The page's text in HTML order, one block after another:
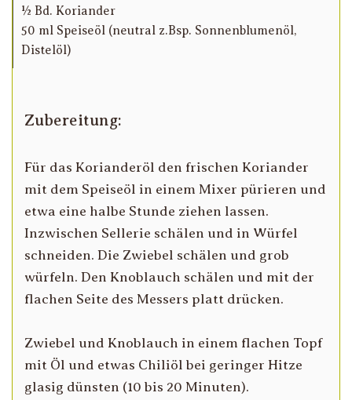
½ Bd. Koriander
50 ml Speiseöl (neutral z.Bsp. Sonnenblumenöl,
Distelöl)
Zubereitung:
Für das Korianderöl den frischen Koriander
mit dem Speiseöl in einem Mixer pürieren und
etwa eine halbe Stunde ziehen lassen.
Inzwischen Sellerie schälen und in Würfel
schneiden. Die Zwiebel schälen und grob
würfeln. Den Knoblauch schälen und mit der
flachen Seite des Messers platt drücken.
Zwiebel und Knoblauch in einem flachen Topf
mit Öl und etwas Chiliöl bei geringer Hitze
glasig dünsten (10 bis 20 Minuten).